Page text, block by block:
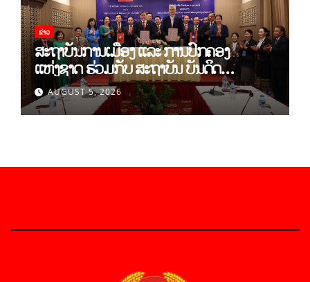
ຂ່າວ
ສະຖາບັນການເມືອງ ແລະ ການປົກຄອງ
ແຫ່ງຊາດ ຮ່ວມກັບ ສະຖາບັນ ບັນດິດ
ວິທະຍາສາດສັງຄົມ ຫວຽດນາມ ເຊັນບົດບັນທຶກ
ການຮ່ວມມືທາງດ້ານວິທະຍາສາດ (2026-
2030)
AUGUST 5, 2026